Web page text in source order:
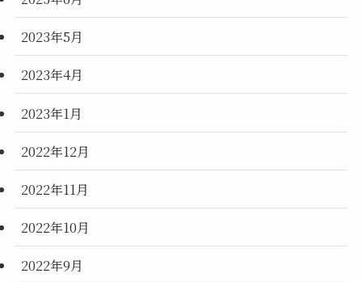
2023年5月
2023年4月
2023年1月
2022年12月
2022年11月
2022年10月
2022年9月